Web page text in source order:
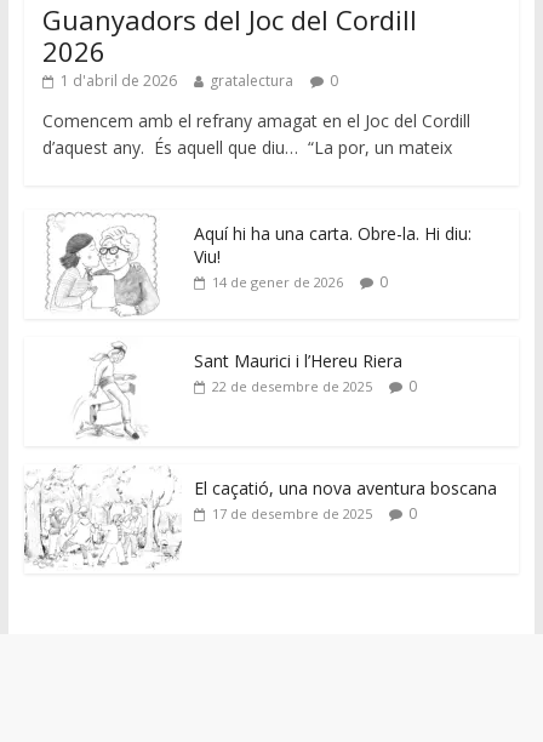
Guanyadors del Joc del Cordill
2026
1 d'abril de 2026 gratalectura 0
Comencem amb el refrany amagat en el Joc del Cordill
d’aquest any. És aquell que diu… “La por, un mateix
Aquí hi ha una carta. Obre-la. Hi diu:
Viu!
14 de gener de 2026 0
Sant Maurici i l’Hereu Riera
22 de desembre de 2025 0
El caçatió, una nova aventura boscana
17 de desembre de 2025 0